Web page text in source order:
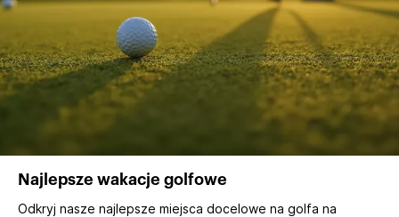
Najlepsze wakacje golfowe
Odkryj nasze najlepsze miejsca docelowe na golfa na